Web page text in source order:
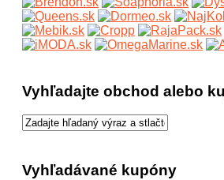
Vyhľadajte obchod alebo
Vyhľadávané kupóny